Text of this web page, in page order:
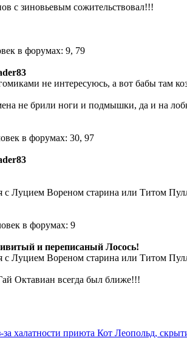
с зиновьевым сожительствовал!!!
не интересуюсь, а вот бабы там
не брили ноги и подмышки, да и на
с Луцием Вореном старина или Титом
и переписаный Лосось!
с Луцием Вореном старина или Титом
Октавиан всегда был ближе!!!
за халатности приюта Кот Леопольд,